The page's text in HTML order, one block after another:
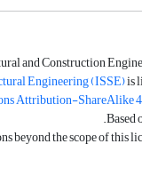
and Construction
Engineering (ISSE)is
Attribution-ShareAlike
Based
.
beyond the scope of this